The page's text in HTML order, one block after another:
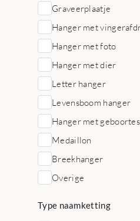
Graveerplaatje
Hanger met
Hanger met foto
Hanger met dier
Letter hanger
Levensboom hanger
Hanger met
Medaillon
Breekhanger
Overige
Type naamketting